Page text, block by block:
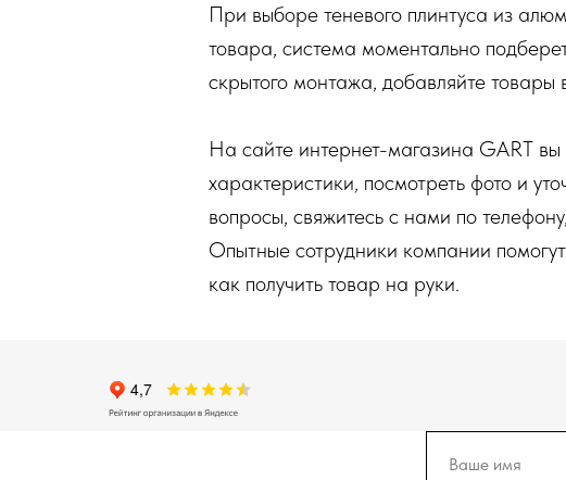
При выборе теневого плинтуса из
товара, система моментально
скрытого монтажа, добавляйте товары
На сайте интернет-магазина GART
характеристики, посмотреть фото и
вопросы, свяжитесь с нами по
Опытные сотрудники компании
как получить товар на руки.